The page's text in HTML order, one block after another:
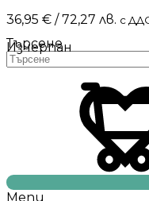
Търсене
Menu
36,95 € / 72,27 лв. с
Изчерпан